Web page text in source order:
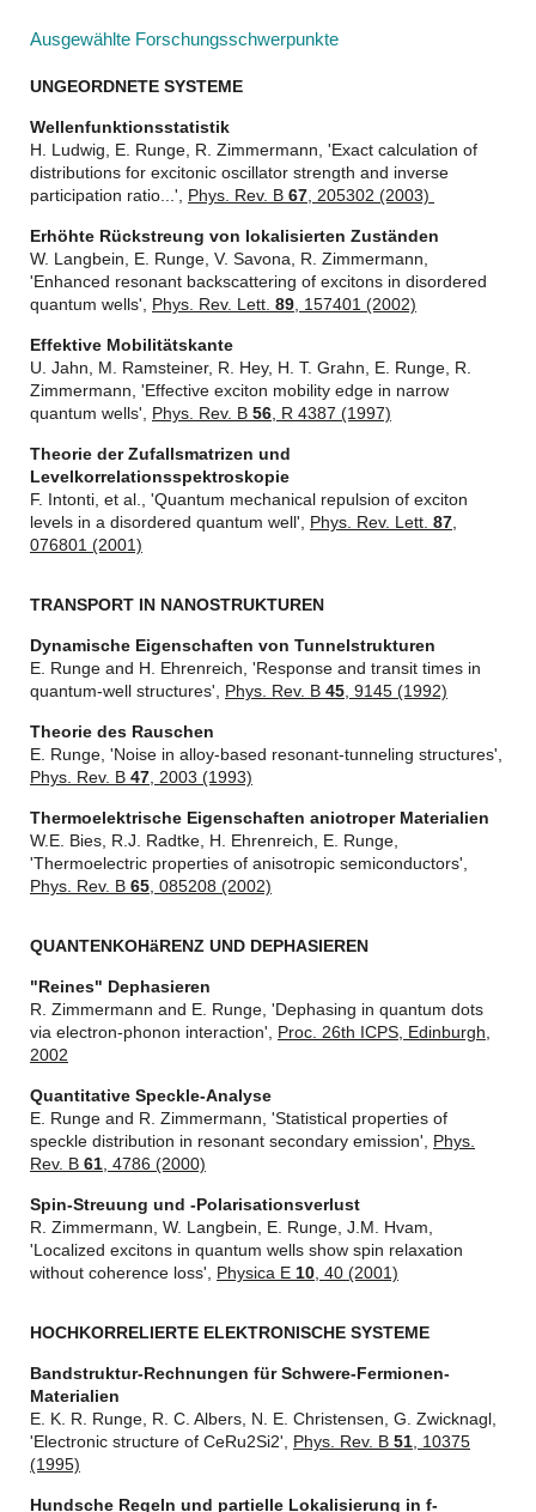
Ausgewählte Forschungsschwerpunkte
UNGEORDNETE SYSTEME
Wellenfunktionsstatistik
H. Ludwig, E. Runge, R. Zimmermann, 'Exact calculation of
distributions for excitonic oscillator strength and inverse
participation ratio...', Phys. Rev. B 67 , 205302 (2003)
Erhöhte Rückstreung von lokalisierten Zuständen
W. Langbein, E. Runge, V. Savona, R. Zimmermann,
'Enhanced resonant backscattering of excitons in disordered
quantum wells', Phys. Rev. Lett. 89 , 157401 (2002)
Effektive Mobilitätskante
U. Jahn, M. Ramsteiner, R. Hey, H. T. Grahn, E. Runge, R.
Zimmermann, 'Effective exciton mobility edge in narrow
quantum wells', Phys. Rev. B 56 , R 4387 (1997)
Theorie der Zufallsmatrizen und
Levelkorrelationsspektroskopie
F. Intonti, et al., 'Quantum mechanical repulsion of exciton
levels in a disordered quantum well', Phys. Rev. Lett. 87
076801 (2001)
TRANSPORT IN NANOSTRUKTUREN
Dynamische Eigenschaften von Tunnelstrukturen
E. Runge and H. Ehrenreich, 'Response and transit times in
quantum-well structures', Phys. Rev. B 45 , 9145 (1992)
Theorie des Rauschen
E. Runge, 'Noise in alloy-based resonant-tunneling structures',
Phys. Rev. B 47 , 2003 (1993)
Thermoelektrische Eigenschaften aniotroper Materialien
W.E. Bies, R.J. Radtke, H. Ehrenreich, E. Runge,
'Thermoelectric properties of anisotropic semiconductors',
Phys. Rev. B 65 , 085208 (2002)
QUANTENKOHäRENZ UND DEPHASIEREN
"Reines" Dephasieren
R. Zimmermann and E. Runge, 'Dephasing in quantum dots
via electron-phonon interaction', Proc. 26th ICPS, Edinburgh,
2002
Quantitative Speckle-Analyse
E. Runge and R. Zimmermann, 'Statistical properties of
speckle distribution in resonant secondary emission', Phys.
Rev. B 61 , 4786 (2000)
Spin-Streuung und -Polarisationsverlust
R. Zimmermann, W. Langbein, E. Runge, J.M. Hvam,
'Localized excitons in quantum wells show spin relaxation
without coherence loss', Physica E 10 , 40 (2001)
HOCHKORRELIERTE ELEKTRONISCHE SYSTEME
Bandstruktur-Rechnungen für Schwere-Fermionen-
Materialien
E. K. R. Runge, R. C. Albers, N. E. Christensen, G. Zwicknagl,
'Electronic structure of CeRu2Si2', Phys. Rev. B 51 , 10375
(1995)
Hundsche Regeln und partielle Lokalisierung in f-